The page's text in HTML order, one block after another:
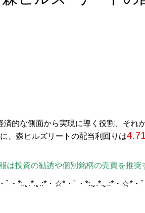
済的な側面から実現に導く役割、そ
、森ヒルズリートの配当利回りは
は投資の勧誘や個別銘柄の売買を推
ﾟ・*:.｡.*.｡.:*・☆*・ﾟ・*:.｡.*.｡.:*・☆*・ﾟ